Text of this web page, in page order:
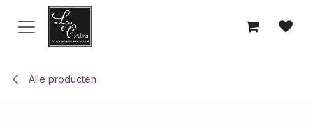
Overslaan naar inhoud
Alle producten